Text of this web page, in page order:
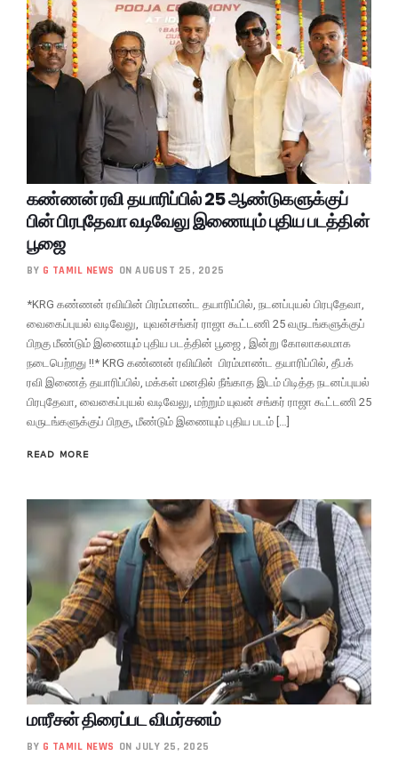
கண்ணன் ரவி தயாரிப்பில் 25 ஆண்டுகளுக்குப்
பின் பிரபுதேவா வடிவேலு இணையும் புதிய படத்தின்
பூஜை
BY G TAMIL NEWS ON AUGUST 25, 2025
*KRG கண்ணன் ரவியின் பிரம்மாண்ட தயாரிப்பில், நடனப்புயல் பிரபுதேவா,
வைகைப்புயல் வடிவேலு, யுவன்சங்கர் ராஜா கூட்டணி 25 வருடங்களுக்குப்
பிறகு மீண்டும் இணையும் புதிய படத்தின் பூஜை , இன்று கோலாகலமாக
நடைபெற்றது !!* KRG கண்ணன் ரவியின் பிரம்மாண்ட தயாரிப்பில், தீபக்
ரவி இணைத் தயாரிப்பில், மக்கள் மனதில் நீங்காத இடம் பிடித்த நடனப்புயல்
பிரபுதேவா, வைகைப்புயல் வடிவேலு, மற்றும் யுவன் சங்கர் ராஜா கூட்டணி 25
வருடங்களுக்குப் பிறகு, மீண்டும் இணையும் புதிய படம் […]
READ MORE
மாரீசன் திரைப்பட விமர்சனம்
BY G TAMIL NEWS ON JULY 25, 2025